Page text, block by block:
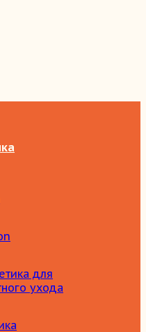
для
ухода